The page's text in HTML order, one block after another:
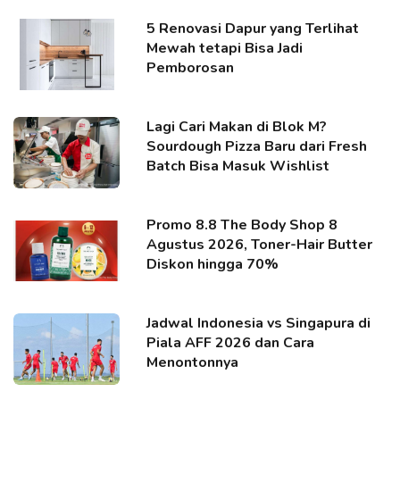
5 Renovasi Dapur yang Terlihat
Mewah tetapi Bisa Jadi
Pemborosan
Lagi Cari Makan di Blok M?
Sourdough Pizza Baru dari Fresh
Batch Bisa Masuk Wishlist
Promo 8.8 The Body Shop 8
Agustus 2026, Toner-Hair Butter
Diskon hingga 70%
Jadwal Indonesia vs Singapura di
Piala AFF 2026 dan Cara
Menontonnya